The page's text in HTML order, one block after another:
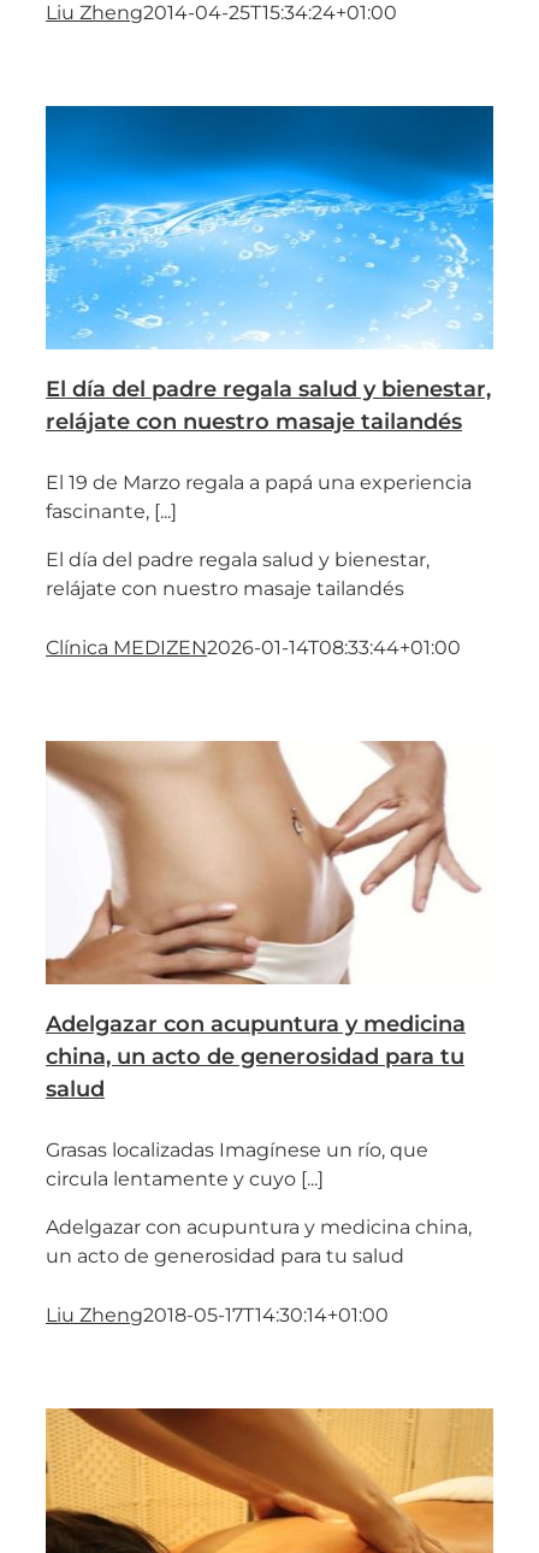
Liu Zheng2014-04-25T15:34:24+01:00
El día del padre regala salud y bienestar,
relájate con nuestro masaje tailandés
El 19 de Marzo regala a papá una experiencia
fascinante, [...]
El día del padre regala salud y bienestar,
relájate con nuestro masaje tailandés
Clínica MEDIZEN2026-01-14T08:33:44+01:00
Adelgazar con acupuntura y medicina
china, un acto de generosidad para tu
salud
Grasas localizadas Imagínese un río, que
circula lentamente y cuyo [...]
Adelgazar con acupuntura y medicina china,
un acto de generosidad para tu salud
Liu Zheng2018-05-17T14:30:14+01:00